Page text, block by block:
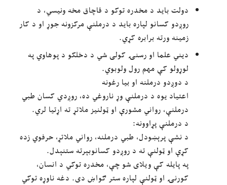
دولت باید د مخدره توکو د قاچاق مخه ونیسي، د
روږدو کسانو لپاره باید د درملنې مرکزونه جوړ او د کار
زمینه ورته برابره کړي.
دیني علما او رسنۍ کولی شي د دخلکو د پوهاوي په
لوړولو کې مهم رول ولوبوي.
د دوږدو درملنه او بیا رغونه
اعتیاد یوه د درملنې وړ ناروغي ده، روږدي کسان طبي
درملنې، رواني مشورې او ټولنیز ملاتړ ته اړتیا لري.
د درملنې پړاوونه:
د نشې پرېښودل، طبي درملنه، رواني ملاتړ، حرفوي زده
کړې او ټولنې ته د روږدو کسانوبېرته ستنېدل.
په پایله کې ویلای شو چې، مخدره توکي د انسان،
کورنۍ او ټولنې لپاره ستر ګواښ دی. دغه ناوړه توکي